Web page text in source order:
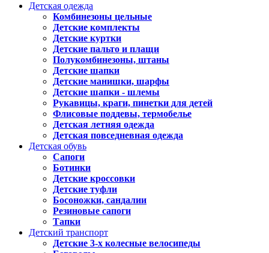
Детская одежда
Комбинезоны цельные
Детские комплекты
Детские куртки
Детские пальто и плащи
Полукомбинезоны, штаны
Детские шапки
Детские манишки, шарфы
Детские шапки - шлемы
Рукавицы, краги, пинетки для детей
Флисовые поддевы, термобелье
Детская летняя одежда
Детская повседневная одежда
Детская обувь
Сапоги
Ботинки
Детские кроссовки
Детские туфли
Босоножки, сандалии
Резиновые сапоги
Тапки
Детский транспорт
Детские 3-х колесные велосипеды